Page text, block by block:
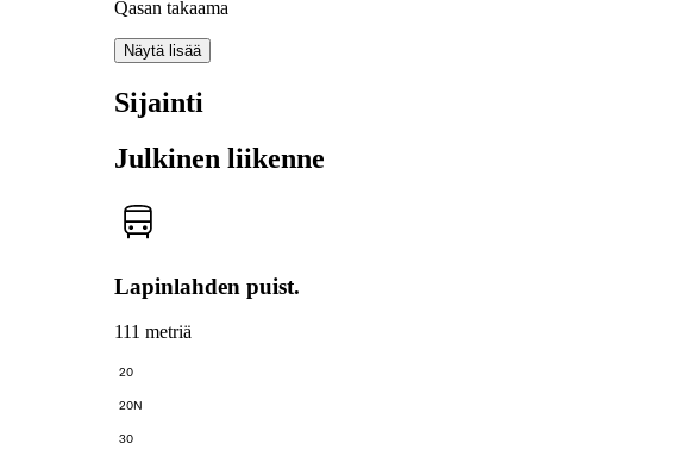
Qasan takaama
Näytä lisää
Sijainti
Julkinen liikenne
Lapinlahden puist.
111 metriä
20
20N
30